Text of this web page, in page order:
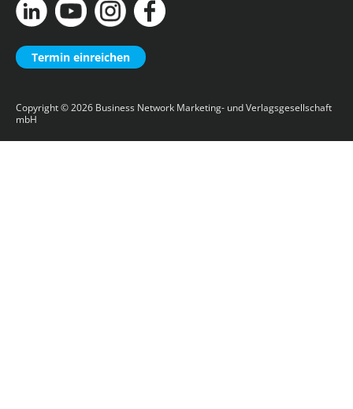
Termin einreichen
Copyright © 2026 Business Network Marketing- und Verlagsgesellschaft
mbH